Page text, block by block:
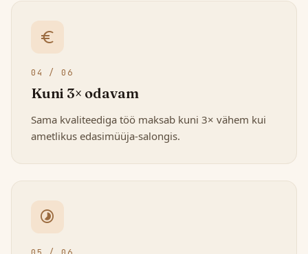
euro_symbol
04 / 06
Kuni 3× odavam
Sama kvaliteediga töö maksab kuni 3× vähem kui
ametlikus edasimüüja-salongis.
timelapse